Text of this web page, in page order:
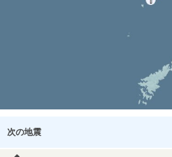
次の地震